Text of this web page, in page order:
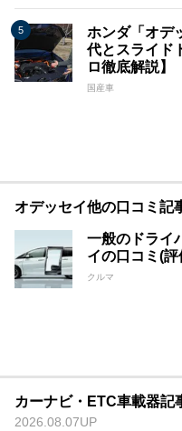
ホンダ「オデ
代とスライド
ロ徹底解説】
国産車
オデッセイ他の口コミ記
一般のドライ
イの口コミ(
クルマ
カーナビ・ETC車載器記
2026.08.07UP